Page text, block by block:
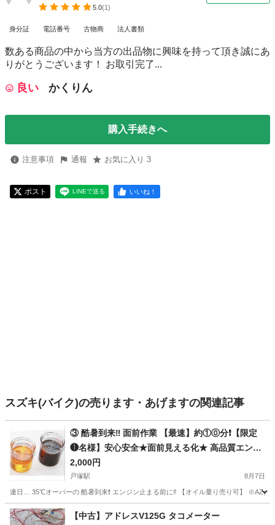
5.0(1)
身分証 電話番号 古物商 法人書類
数ある商品の中から当方の出品物に興味を持って頂き誠にあ
りがとうございます！ お取引完了...
良い かくりん
購入手続きへ
注意事項 通報 お気に入り 3
ポスト LINEで送る いいね！
スズキ(バイク)の売ります・あげますの関連記事
③ 酷暑到来‼️ 面前作業 【最速】約①⓪分❗️【限定
❶名様】安心安全★面前見える化★ 高品質エンジ
ンオイル交換
2,000円
戸塚駅 8月7日
連日… 35℃オーバーの 酷暑到来❗️ エンジン止まる前に‼️ 【オイル量り売り可】 ※AZ
神奈川 横浜市 戸塚駅 ホンダ オイル
【中古】アドレスV125G タコメーター